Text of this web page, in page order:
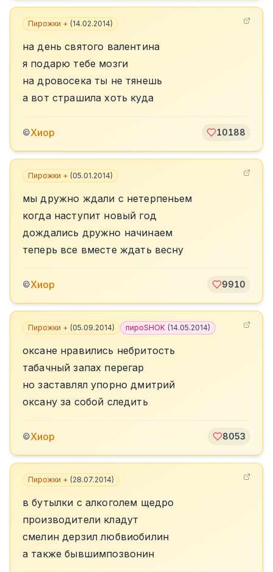
Пирожки + (14.02.2014)
на день святого валентина
я подарю тебе мозги
на дровосека ты не тянешь
а вот страшила хоть куда
©Хиор 10188
Пирожки + (05.01.2014)
мы дружно ждали с нетерпеньем
когда наступит новый год
дождались дружно начинаем
теперь все вместе ждать весну
©Хиор 9910
Пирожки + (05.09.2014) пироSHOK (14.05.2014)
оксане нравились небритость
табачный запах перегар
но заставлял упорно дмитрий
оксану за собой следить
©Хиор 8053
Пирожки + (28.07.2014)
в бутылки с алкоголем щедро
производители кладут
смелин дерзил любвиобилин
а также бывшимпозвонин